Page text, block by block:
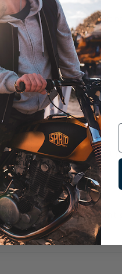
2, Bauart geprüft
und Beinabschluss
welcher fest mit
permanentes Futter